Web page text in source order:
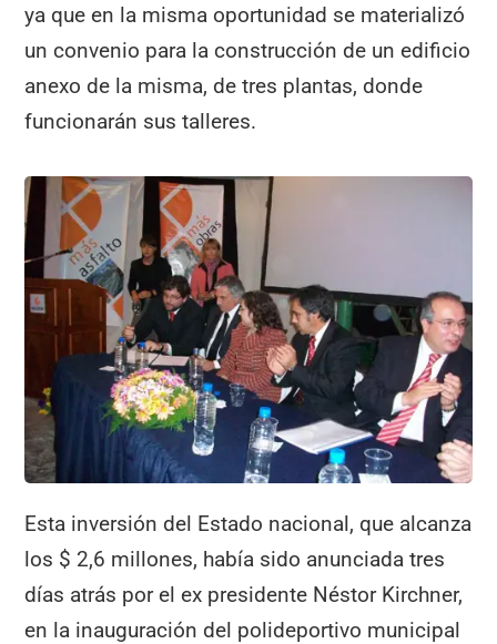
ya que en la misma oportunidad se materializó
un convenio para la construcción de un edificio
anexo de la misma, de tres plantas, donde
funcionarán sus talleres.
Esta inversión del Estado nacional, que alcanza
los $ 2,6 millones, había sido anunciada tres
días atrás por el ex presidente Néstor Kirchner,
en la inauguración del polideportivo municipal